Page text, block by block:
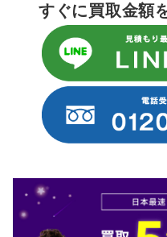
すぐに買取金額